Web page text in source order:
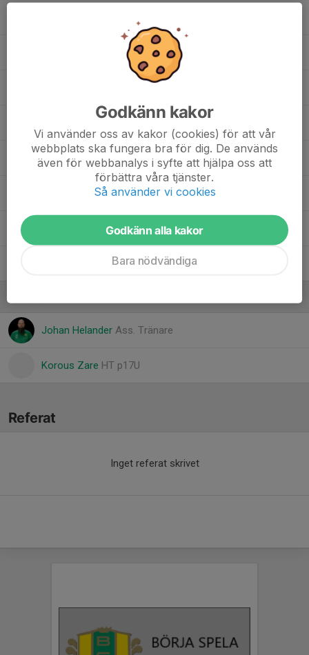
19. Sigge Andersson, P16U (2010)
32. Vincent Malm
35. Robin Käck
61. Adrien Mancka, P16 (2010)
63. Sheriff Njie, P16 (2010)
64. Eneas Von Walden, P14 (2012)
Johan Helander Ass. Tränare
Korous Zare HT p17U
Referat
Inget referat skrivet
Godkänn kakor
Vi använder oss av kakor (cookies) för att vår
webbplats ska fungera bra för dig. De används
även för webbanalys i syfte att hjälpa oss att
förbättra våra tjänster.
Så använder vi cookies
Godkänn alla kakor
Bara nödvändiga